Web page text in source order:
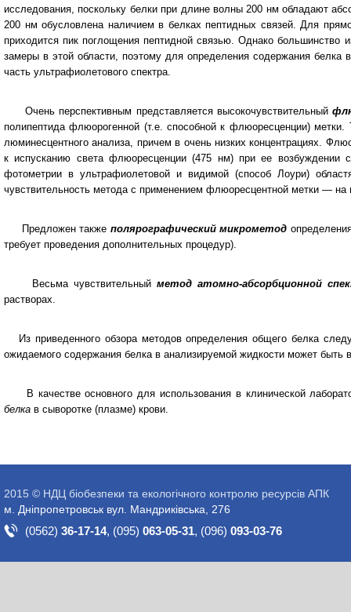
исследования, поскольку белки при длине волны 200 нм обладают
200 нм обусловлена наличием в белках пептидных связей. Для
приходится пик поглощения пептидной связью. Однако большинство
замеры в этой области, поэтому для определения содержания белка
часть ультрафиолетового спектра.
Очень перспективным представляется высокочувствительный
полипептида флюорогенной (т.е. способной к флюоресценции)
люминесцентного анализа, причем в очень низких концентрациях.
к испусканию света флюоресценции (475 нм) при ее возбуждении
фотометрии в ультрафиолетовой и видимой (способ Лоури)
чувствительность метода с применением флюоресцентной метки —
Предложен также полярографический микрометод
требует проведения дополнительных процедур).
Весьма чувствительный метод атомно-абсорбционной спек
растворах.
Из приведенного обзора методов определения общего белка
ожидаемого содержания белка в анализируемой жидкости может быть
В качестве основного для использования в клинической
белка в сыворотке (плазме) крови.
2015 © НДЦ біобезпеки та екологічного контролю ресурсів АПК
м. Дніпропетровськ вул. Мандриківська, 276
(0562) 36-17-14, (095) 063-05-31, (096) 093-03-76